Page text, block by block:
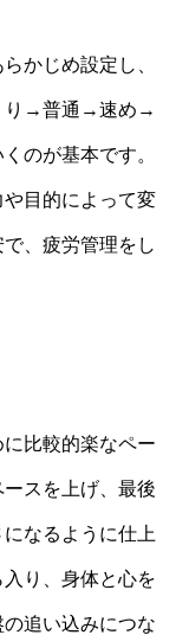
かじめ設定し、
り→普通→速め→
のが基本です。
目的によって変
、疲労管理をし
に比較的楽なペー
スを上げ、最後
なるように仕上
り、身体と心を
追い込みにつな